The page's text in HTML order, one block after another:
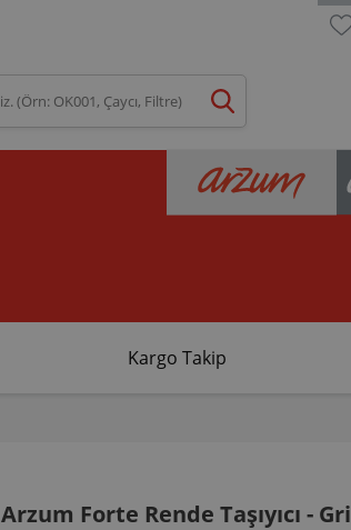
Kargo Takip
Arzum Forte Rende Taşıyıcı - Gri